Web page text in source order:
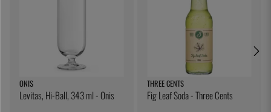
ONIS
Levitas, Hi-Ball, 343 ml - Onis
THREE CENTS
Fig Leaf Soda - Three Cents